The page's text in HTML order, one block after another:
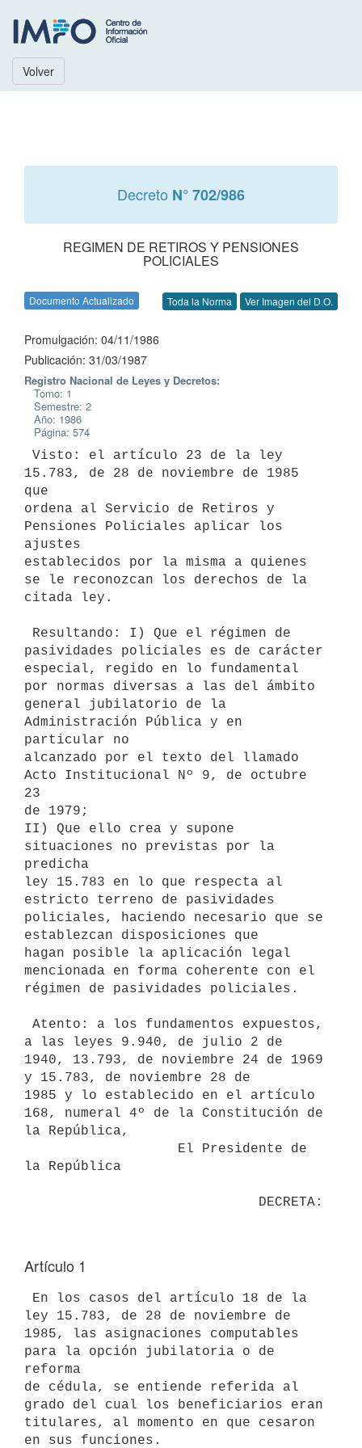
Volver
Decreto N° 702/986
REGIMEN DE RETIROS Y PENSIONES
POLICIALES
Documento Actualizado Toda la Norma Ver Imagen del D.O.
Promulgación: 04/11/1986
Publicación: 31/03/1987
Registro Nacional de Leyes y Decretos:
Tomo: 1
Semestre: 2
Año: 1986
Página: 574
15.783, de 28 de noviembre de 1985
que
ordena al Servicio de Retiros y
Pensiones Policiales aplicar los
ajustes
establecidos por la misma a quienes
se le reconozcan los derechos de la
citada ley.
pasividades policiales es de carácter
especial, regido en lo fundamental
por normas diversas a las del ámbito
general jubilatorio de la
Administración Pública y en
particular no
alcanzado por el texto del llamado
Acto Institucional Nº 9, de octubre
23
de 1979;
II) Que ello crea y supone
situaciones no previstas por la
predicha
ley 15.783 en lo que respecta al
estricto terreno de pasividades
policiales, haciendo necesario que se
establezcan disposiciones que
hagan posible la aplicación legal
mencionada en forma coherente con el
régimen de pasividades policiales.
a las leyes 9.940, de julio 2 de
1940, 13.793, de noviembre 24 de 1969
y 15.783, de noviembre 28 de
1985 y lo establecido en el artículo
168, numeral 4º de la Constitución de
la República,
la República
Artículo 1
ley 15.783, de 28 de noviembre de
1985, las asignaciones computables
para la opción jubilatoria o de
reforma
de cédula, se entiende referida al
grado del cual los beneficiarios eran
titulares, al momento en que cesaron